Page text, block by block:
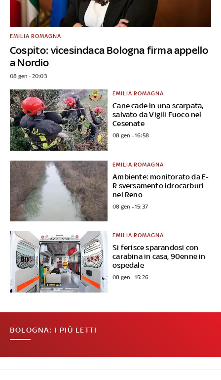
Cospito: vicesindaca Bologna firma appello
a Nordio
EMILIA ROMAGNA
08 gen - 20:03
Cane cade in una scarpata,
salvato da Vigili Fuoco nel
Cesenate
EMILIA ROMAGNA
08 gen - 16:58
Ambiente: monitorato da E-
R sversamento idrocarburi
nel Reno
EMILIA ROMAGNA
08 gen - 15:37
Si ferisce sparandosi con
carabina in casa, 90enne in
ospedale
EMILIA ROMAGNA
08 gen - 15:26
BOLOGNA: I PIÙ LETTI